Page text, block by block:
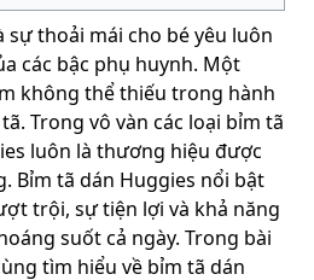
sự thoải mái cho bé yêu luôn
các bậc phụ huynh. Một
không thể thiếu trong hành
Trong vô vàn các loại bỉm tã
luôn là thương hiệu được
Bỉm tã dán Huggies nổi bật
trội, sự tiện lợi và khả năng
suốt cả ngày. Trong bài
tìm hiểu về bỉm tã dán